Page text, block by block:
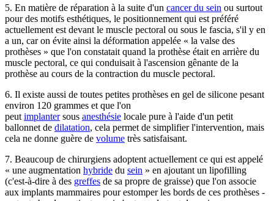
5. En matière de réparation à la suite d'un cancer du sein ou surtout
pour des motifs esthétiques, le positionnement qui est préféré
actuellement est devant le muscle pectoral ou sous le fascia, s'il y en
a un, car on évite ainsi la déformation appelée « la valse des
prothèses » que l'on constatait quand la prothèse était en arrière du
muscle pectoral, ce qui conduisait à l'ascension gênante de la
prothèse au cours de la contraction du muscle pectoral.
6. Il existe aussi de toutes petites prothèses en gel de silicone pesant
environ 120 grammes et que l'on
peut implanter sous anesthésie locale pure à l'aide d'un petit
ballonnet de dilatation, cela permet de simplifier l'intervention, mais
cela ne donne guère de volume très satisfaisant.
7. Beaucoup de chirurgiens adoptent actuellement ce qui est appelé
« une augmentation hybride du sein » en ajoutant un lipofilling
(c'est-à-dire à des greffes de sa propre de graisse) que l'on associe
aux implants mammaires pour estomper les bords de ces prothèses -